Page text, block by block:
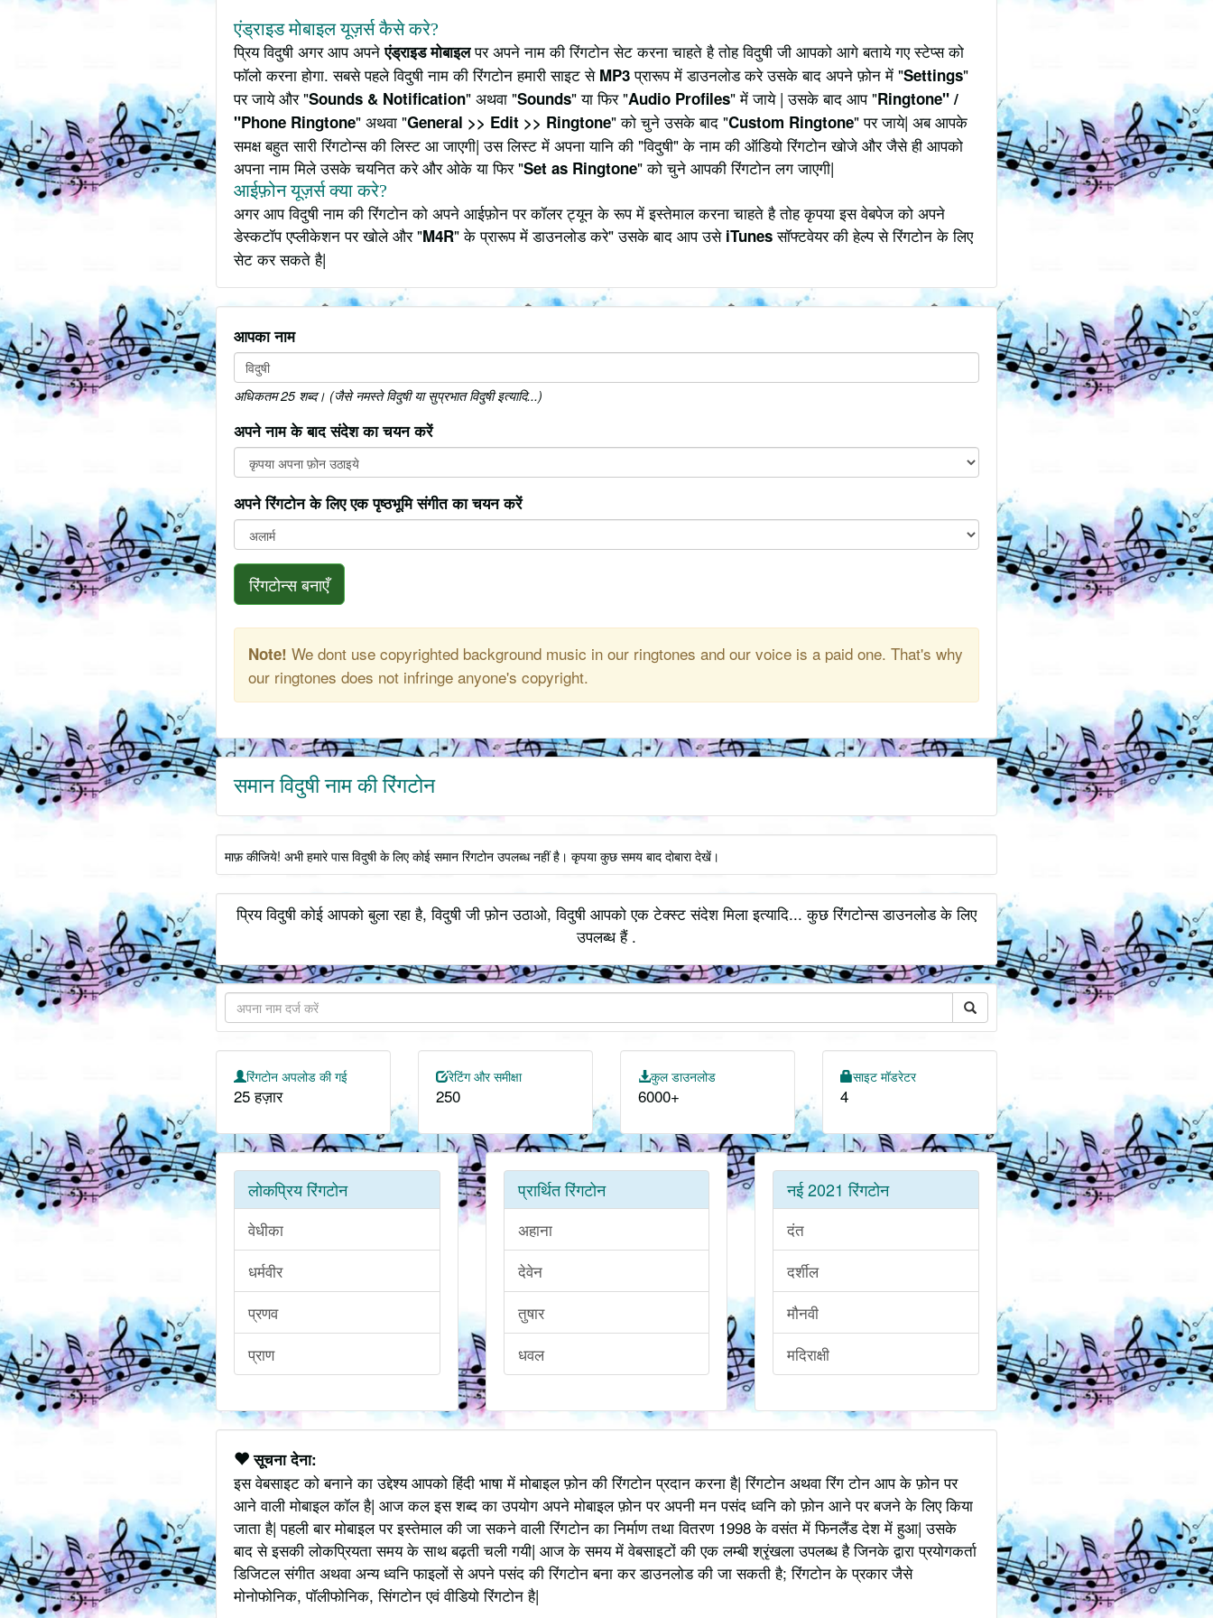
एंड्राइड मोबाइल यूज़र्स कैसे करे?
प्रिय विदुषी अगर आप अपनेएंड्राइड मोबाइलपर अपने नाम की रिंगटोन सेट करना चाहते है तोह विदुषी जी आपको आगे बताये गए स्टेप्स को
फॉलो करना होगा. सबसे पहले विदुषी नाम की रिंगटोन हमारी साइट से MP3प्रारूप में डाउनलोड करे उसके बाद अपने फ़ोन में "Settings"
पर जाये और "Sounds & Notification" अथवा "Sounds" या फिर "Audio Profiles" में जाये | उसके बाद आप "Ringtone" /
"Phone Ringtone" अथवा "General >> Edit >> Ringtone" को चुने उसके बाद "Custom Ringtone" पर जाये| अब आपके
समक्ष बहुत सारी रिंगटोन्स की लिस्ट आ जाएगी| उस लिस्ट में अपना यानि की "विदुषी" के नाम की ऑडियो रिंगटोन खोजे और जैसे ही आपको
अपना नाम मिले उसके चयनित करे और ओके या फिर "Set as Ringtone" को चुने आपकी रिंगटोन लग जाएगी|
आईफ़ोन यूज़र्स क्या करे?
अगर आप विदुषी नाम की रिंगटोन को अपने आईफ़ोन पर कॉलर ट्यून के रूप में इस्तेमाल करना चाहते है तोह कृपया इस वेबपेज को अपने
डेस्कटॉप एप्लीकेशन पर खोले और "M4R" के प्रारूप में डाउनलोड करे" उसके बाद आप उसे iTunesसॉफ्टवेयर की हेल्प से रिंगटोन के लिए
सेट कर सकते है|
आपका नाम
अधिकतम 25 शब्द। (जैसे नमस्ते विदुषी या सुप्रभात विदुषी इत्यादि...)
अपने नाम के बाद संदेश का चयन करें
अपने रिंगटोन के लिए एक पृष्ठभूमि संगीत का चयन करें
रिंगटोन्स बनाएँ
Note! We dont use copyrighted background music in our ringtones and our voice is a paid one. That's why
our ringtones does not infringe anyone's copyright.
समान विदुषी नाम की रिंगटोन
माफ़ कीजिये! अभी हमारे पास विदुषी के लिए कोई समान रिंगटोन उपलब्ध नहीं है। कृपया कुछ समय बाद दोबारा देखें।
प्रिय विदुषी कोई आपको बुला रहा है, विदुषी जी फ़ोन उठाओ, विदुषी आपको एक टेक्स्ट संदेश मिला इत्यादि... कुछ रिंगटोन्स डाउनलोड के लिए
उपलब्ध हैं .
रिंगटोन अपलोड की गई
25 हज़ार
रेटिंग और समीक्षा
250
कुल डाउनलोड
6000+
साइट मॉडरेटर
4
लोकप्रिय रिंगटोन
वेधीका
धर्मवीर
प्रणव
प्राण
प्रार्थित रिंगटोन
अहाना
देवेन
तुषार
धवल
नई 2021 रिंगटोन
दंत
दर्शील
मौनवी
मदिराक्षी
सूचना देना:
इस वेबसाइट को बनाने का उद्देश्य आपको हिंदी भाषा में मोबाइल फ़ोन की रिंगटोन प्रदान करना है| रिंगटोन अथवा रिंग टोन आप के फ़ोन पर
आने वाली मोबाइल कॉल है| आज कल इस शब्द का उपयोग अपने मोबाइल फ़ोन पर अपनी मन पसंद ध्वनि को फ़ोन आने पर बजने के लिए किया
जाता है| पहली बार मोबाइल पर इस्तेमाल की जा सकने वाली रिंगटोन का निर्माण तथा वितरण 1998 के वसंत में फिनलैंड देश में हुआ| उसके
बाद से इसकी लोकप्रियता समय के साथ बढ़ती चली गयी| आज के समय में वेबसाइटों की एक लम्बी श्रृंखला उपलब्ध है जिनके द्वारा प्रयोगकर्ता
डिजिटल संगीत अथवा अन्य ध्वनि फाइलों से अपने पसंद की रिंगटोन बना कर डाउनलोड की जा सकती है; रिंगटोन के प्रकार जैसे
मोनोफोनिक, पॉलीफोनिक, सिंगटोन एवं वीडियो रिंगटोन है|